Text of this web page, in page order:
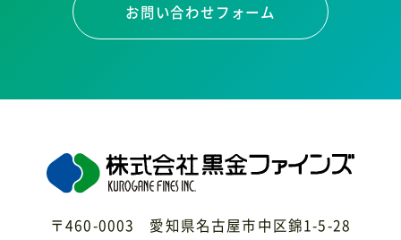
お問い合わせフォーム
〒460-0003 愛知県名古屋市中区錦1-5-28